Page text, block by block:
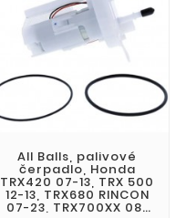
All Balls, palivové
čerpadlo, Honda
TRX420 07-13, TRX 500
12-13, TRX680 RINCON
07-23, TRX700XX 08-